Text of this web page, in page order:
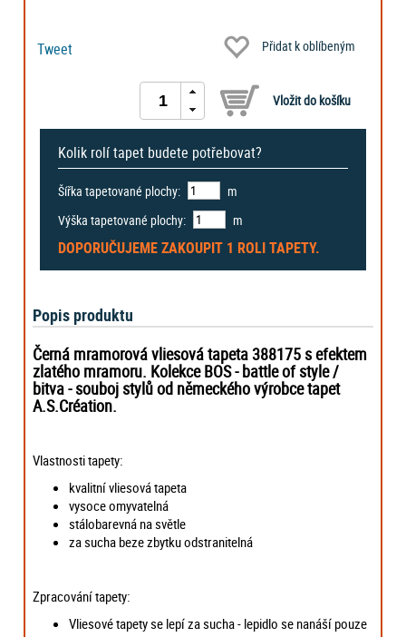
Tweet Přidat k oblíbeným
Kolik rolí tapet budete potřebovat?
Šířka tapetované plochy:
m
Výška tapetované plochy:
m
DOPORUČUJEME ZAKOUPIT 1 ROLITAPETY.
Popis produktu
Černá mramorová vliesová tapeta 388175 s efektem
zlatého mramoru. Kolekce BOS - battle of style /
bitva - souboj stylů od německého výrobce tapet
A.S.Création.
Vlastnosti tapety:
kvalitní vliesová tapeta
vysoce omyvatelná
stálobarevná na světle
za sucha beze zbytku odstranitelná
Zpracování tapety:
Vliesové tapety se lepí za sucha - lepidlo se nanáší pouze